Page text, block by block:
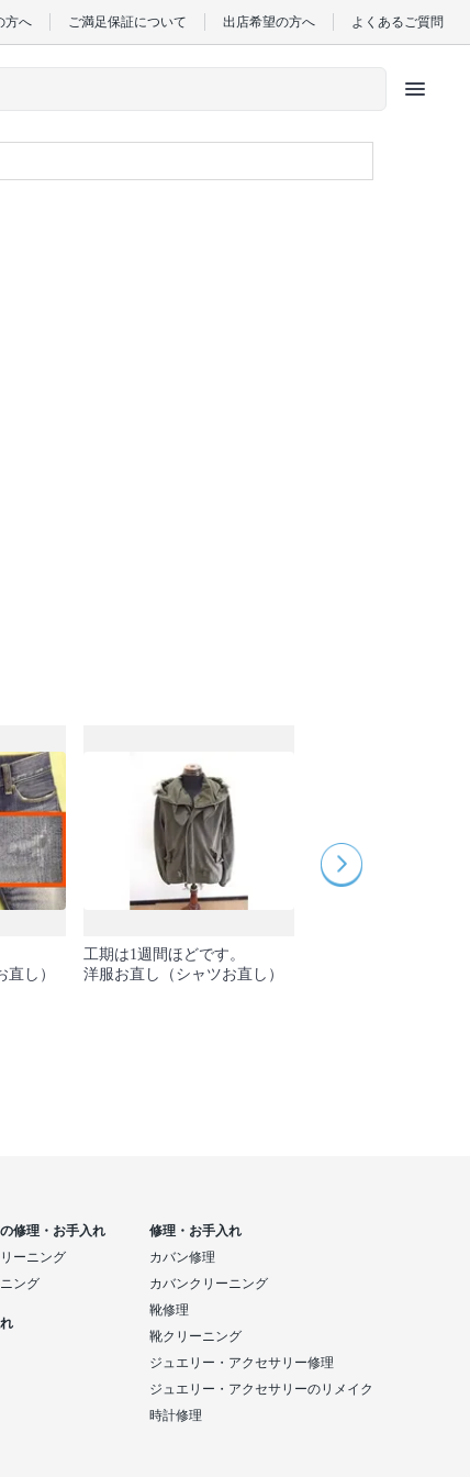
方へ ご満足保証について 出店希望の方へ よくあるご質問
menu
し）
工期は1週間ほどです。
洋服お直し（シャツお直し）
修理・お手入れ
ーニング
ング
修理・お手入れ
カバン修理
カバンクリーニング
靴修理
靴クリーニング
ジュエリー・アクセサリー修理
ジュエリー・アクセサリーのリメイク
時計修理